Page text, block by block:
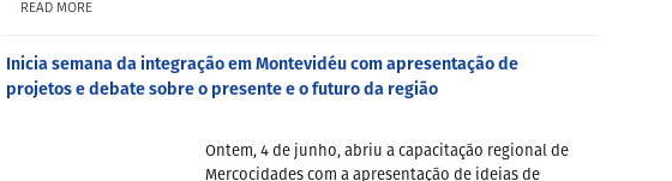
READ MORE
Inicia semana da integração em Montevidéu com apresentação de
projetos e debate sobre o presente e o futuro da região
Ontem, 4 de junho, abriu a capacitação regional de
Mercocidades com a apresentação de ideias de